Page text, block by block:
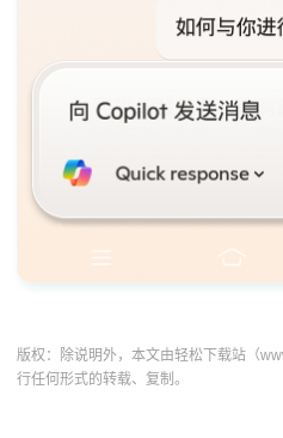
版权：除说明外，本文由轻松下载站（
行任何形式的转载、复制。